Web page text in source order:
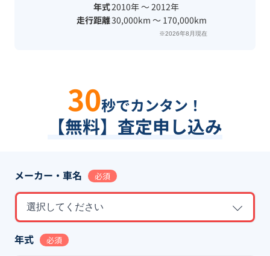
年式2010年 〜 2012年
走行距離30,000km 〜 170,000km
※2026年8月現在
30秒でカンタン！
【無料】査定申し込み
メーカー・車名 必須
選択してください
年式 必須